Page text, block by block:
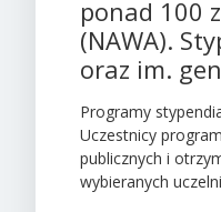
ponad 100
(NAWA).
oraz im.
Programy
Uczestnicy
publicznych i
wybieranych